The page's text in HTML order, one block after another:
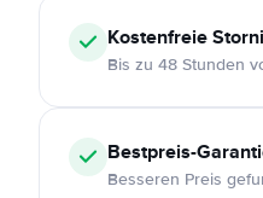
Kostenfreie
Bis zu 48 Stunden
Bestpreis-
Besseren Preis